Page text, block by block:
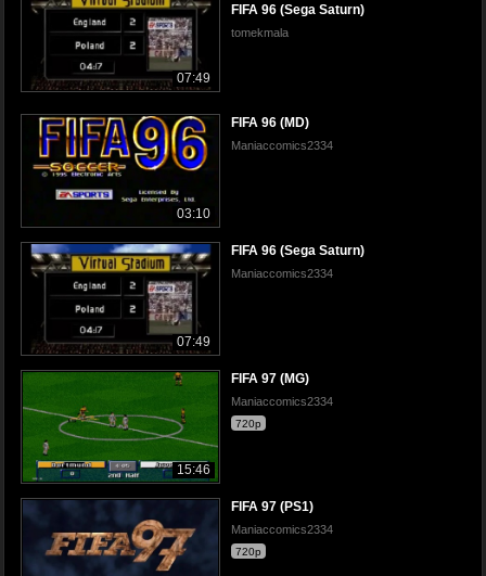
07:49
FIFA 96 (Sega Saturn)
tomekmala
03:10
FIFA 96 (MD)
Maniaccomics2334
07:49
FIFA 96 (Sega Saturn)
Maniaccomics2334
15:46
FIFA 97 (MG)
Maniaccomics2334
720p
FIFA 97 (PS1)
Maniaccomics2334
720p